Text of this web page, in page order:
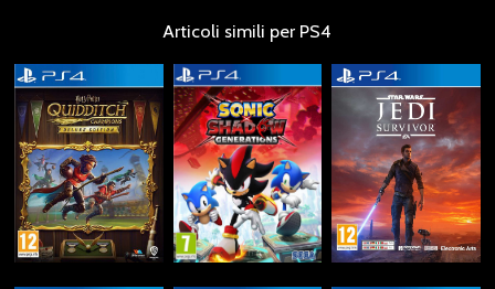
Articoli simili per PS4